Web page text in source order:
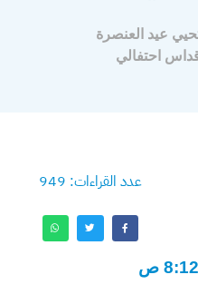
عيد العنصرة
احتفالي
عدد القراءات: 949